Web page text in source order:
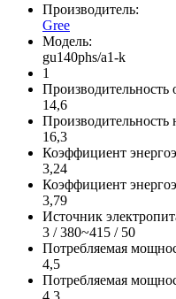
Производитель:
Gree
Модель:
gu140phs/a1-k
1
Производительность
14,6
Производительность
16,3
Коэффициент
3,24
Коэффициент
3,79
Источник
3 / 380~415 / 50
Потребляемая
4,5
Потребляемая
4,3